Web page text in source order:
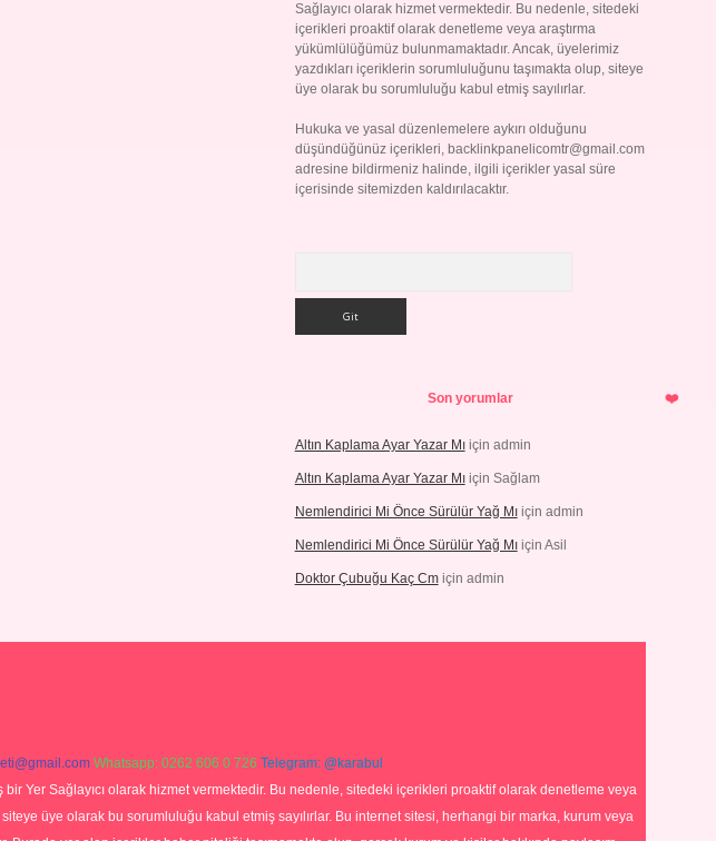
Sağlayıcı olarak hizmet vermektedir. Bu nedenle, sitedeki
içerikleri proaktif olarak denetleme veya araştırma
yükümlülüğümüz bulunmamaktadır. Ancak, üyelerimiz
yazdıkları içeriklerin sorumluluğunu taşımakta olup, siteye
üye olarak bu sorumluluğu kabul etmiş sayılırlar.
Hukuka ve yasal düzenlemelere aykırı olduğunu
düşündüğünüz içerikleri, backlinkpanelicomtr@gmail.com
adresine bildirmeniz halinde, ilgili içerikler yasal süre
içerisinde sitemizden kaldırılacaktır.
Son yorumlar
Altın Kaplama Ayar Yazar Mıiçin admin
Altın Kaplama Ayar Yazar Mıiçin Sağlam
Nemlendirici Mi Önce Sürülür Yağ Mıiçin admin
Nemlendirici Mi Önce Sürülür Yağ Mıiçin Asil
Doktor Çubuğu Kaç Cmiçin admin
Whatsapp: 0262 606 0 726 Telegram: @karabul
Yer Sağlayıcı olarak hizmet vermektedir. Bu nedenle, sitedeki içerikleri proaktif olarak denetleme veya
üye olarak bu sorumluluğu kabul etmiş sayılırlar. Bu internet sitesi, herhangi bir marka, kurum veya